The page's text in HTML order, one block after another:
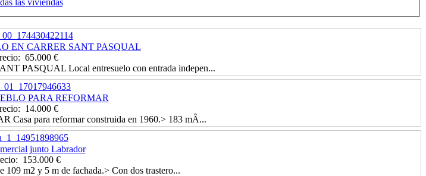
EN CARRER SANT PASQUAL
65.000 €
PASQUAL Local entresuelo con entrada indepen...
PARA REFORMAR
14.000 €
para reformar construida en 1960.> 183 mÂ...
junto Labrador
153.000 €
109 m2 y 5 m de fachada.> Con dos trastero...